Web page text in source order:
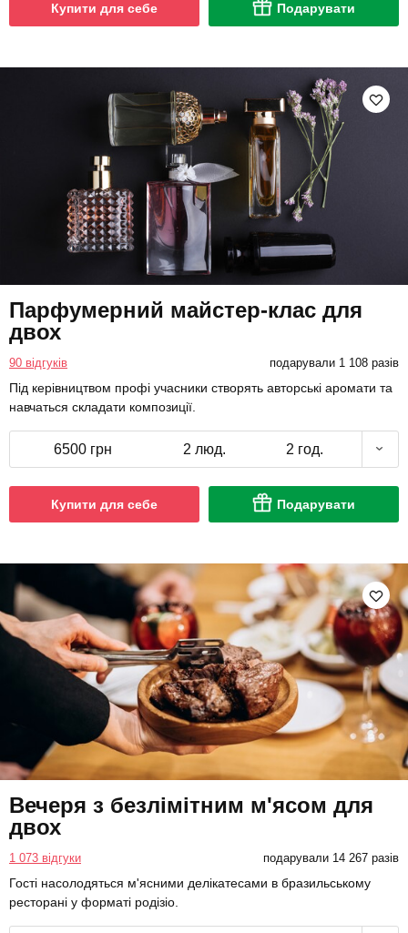
Купити для себе Подарувати
Парфумерний майстер-клас для
двох
90 відгуків подарували 1 108 разів
Під керівництвом профі учасники створять авторські аромати та
навчаться складати композиції.
6500 грн 2 люд. 2 год.
Купити для себе Подарувати
Вечеря з безлімітним м'ясом для
двох
1 073 відгуки подарували 14 267 разів
Гості насолодяться м'ясними делікатесами в бразильському
ресторані у форматі родізіо.